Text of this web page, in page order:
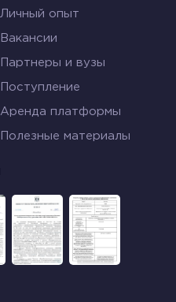
Личный опыт
Вакансии
Партнеры и вузы
Поступление
Аренда платформы
Полезные материалы